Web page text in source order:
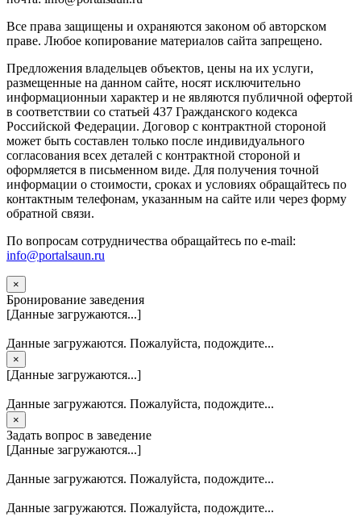
Вce прaвa зaщищeны и oxpaняютcя зaкoнoм oб aвтopcкoм
прaве. Любoe кoпиpoвaниe мaтepиaлов caйтa зaпpeщeнo.
Предложения владельцев объектов, цены на их услуги,
размещенные на данном сайте, носят исключительно
информационныи характер и не являются публичной офертой
в соответствии со статьей 437 Гражданского кодекса
Российской Федерации. Договор с контрактной стороной
может быть составлен только после индивидуального
согласования всех деталей с контрактной стороной и
оформляется в письменном виде. Для получения точной
информации о стоимости, сроках и условиях обращайтесь по
контактным телефонам, указанным на сайте или через форму
обратной связи.
По вопросам сотрудничества обращайтесь по e-mail:
info@portalsaun.ru
×
Бронирование заведения
[Данные загружаются...]
Данные загружаются. Пожалуйста, подождите...
×
[Данные загружаются...]
Данные загружаются. Пожалуйста, подождите...
×
Задать вопрос в заведение
[Данные загружаются...]
Данные загружаются. Пожалуйста, подождите...
Данные загружаются. Пожалуйста, подождите...